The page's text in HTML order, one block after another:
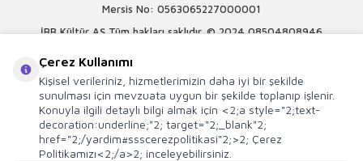
Mersis No: 0563065227000001
İBB Kültür AŞ Tüm hakları saklıdır. © 2024 08504808946
Çerez Kullanımı
Kişisel verileriniz, hizmetlerimizin daha iyi bir şekilde
sunulması için mevzuata uygun bir şekilde toplanıp işlenir.
Konuyla ilgili detaylı bilgi almak için <2;a style="2;text-
decoration:underline;"2; target="2;_blank"2;
href="2;/yardim#ssscerezpolitikasi"2;>2; Çerez
Politikamızı<2;/a>2; inceleyebilirsiniz.